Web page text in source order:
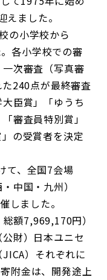
ました。
の小学校から
各小学校での審
次審査（写真審
240点が最終審査
大臣賞」「ゆうち
審査員特別賞」
の受賞者を決定
て、全国7会場
中国・九州）
しました。
額7,969,170円）
財）日本ユニセ
）それぞれに
附金は、開発途上